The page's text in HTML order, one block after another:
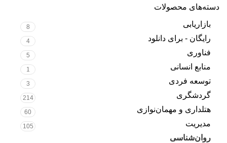
دسته‌های محصولات
بازاریابی
8
رایگان - برای دانلود 4
فناوری 5
منابع انسانی 1
توسعه فردی 3
گردشگری 214
هتلداری و مهمان‌نوازی 60
مدیریت 105
روان‌شناسی